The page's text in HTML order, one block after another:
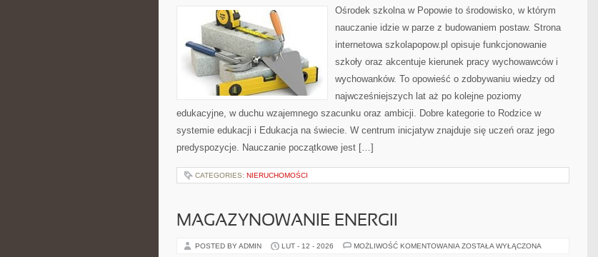
Ośrodek szkolna w Popowie to środowisko, w którym
nauczanie idzie w parze z budowaniem postaw. Strona
internetowa szkolapopow.pl opisuje funkcjonowanie
szkoły oraz akcentuje kierunek pracy wychowawców i
wychowanków. To opowieść o zdobywaniu wiedzy od
najwcześniejszych lat aż po kolejne poziomy
edukacyjne, w duchu wzajemnego szacunku oraz ambicji. Dobre kategorie to Rodzice w
systemie edukacji i Edukacja na świecie. W centrum inicjatyw znajduje się uczeń oraz jego
predyspozycje. Nauczanie początkowe jest […]
CATEGORIES: NIERUCHOMOŚCI
MAGAZYNOWANIE ENERGII
POSTED BY ADMIN LUT - 12 - 2026 MOŻLIWOŚĆ KOMENTOWANIA MAGAZYNOWANIE
ZOSTAŁA WYŁĄCZONA